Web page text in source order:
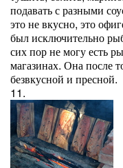
подавать с разными
это не вкусно, это
был исключительно
сих пор не могу есть
магазинах. Она после
безвкусной и пресной.
11.